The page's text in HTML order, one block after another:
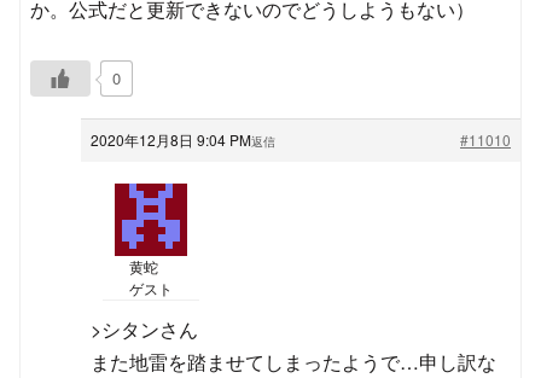
か。公式だと更新できないのでどうしようもない）
0
2020年12月8日 9:04 PM #11010
返信
黄蛇
ゲスト
>シタンさん
また地雷を踏ませてしまったようで…申し訳な